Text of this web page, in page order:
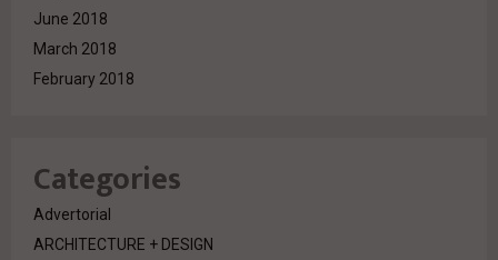
June 2018
March 2018
February 2018
Categories
Advertorial
ARCHITECTURE + DESIGN